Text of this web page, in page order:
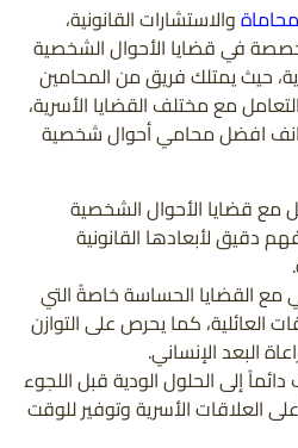
والاستشارات القانونية،
في قضايا الأحوال الشخصية
حيث يمتلك فريق من المحامين
مع مختلف القضايا الأسرية،
افضل محامي أحوال شخصية
مع قضايا الأحوال الشخصية
دقيق لأبعادها القانونية
مع القضايا الحساسة خاصةً التي
العائلية، كما يحرص على التوازن
البعد الإنساني.
إلى الحلول الودية قبل اللجوء
العلاقات الأسرية وتوفير للوقت